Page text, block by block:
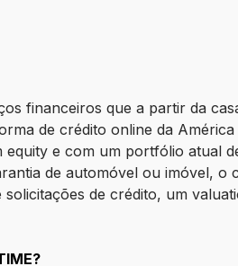
financeiros que a partir da
de crédito online da
e com um portfólio atual
de automóvel ou imóvel,
de crédito, um